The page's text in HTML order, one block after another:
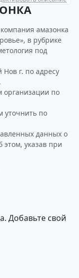
амазонка
в рубрике
под
г. по адресу
организации по
по
данных о
указав при
Добавьте свой